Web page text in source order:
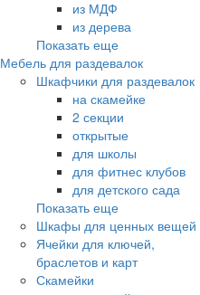
из МДФ
из дерева
Показать еще
Мебель для раздевалок
Шкафчики для раздевалок
на скамейке
2 секции
открытые
для школы
для фитнес клубов
для детского сада
Показать еще
Шкафы для ценных вещей
Ячейки для ключей,
браслетов и карт
Скамейки